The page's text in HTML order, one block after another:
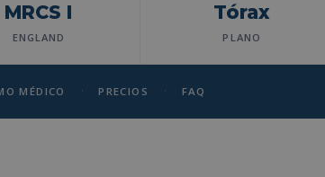
MRCS I
ENGLAND
Tórax
PLANO
MÉDICO · PRECIOS · FAQ